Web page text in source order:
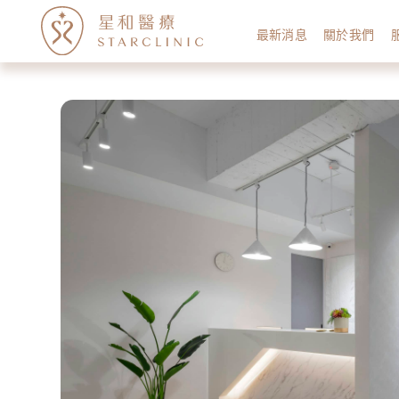
最新消息 關於我們